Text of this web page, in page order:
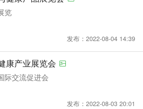
览
发布：2022-08-04 14:39
康产业展览会
际交流促进会
发布：2022-08-03 20:01